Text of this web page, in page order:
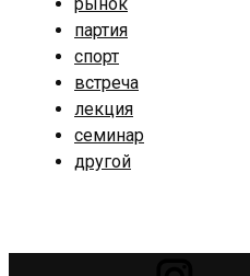
партия
спорт
встреча
лекция
семинар
другой